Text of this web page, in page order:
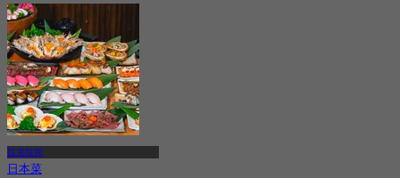
拉克拉邦
日本菜